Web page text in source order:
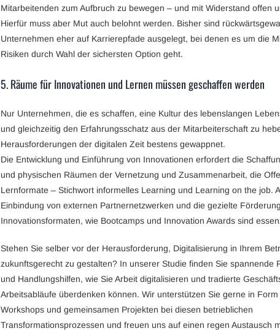
Mitarbeitenden zum Aufbruch zu bewegen – und mit Widerstand offen
Hierfür muss aber Mut auch belohnt werden. Bisher sind
Unternehmen eher auf Karrierepfade ausgelegt, bei denen es um die
Risiken durch Wahl der sichersten Option geht.
5. Räume für Innovationen und Lernen müssen geschaffen werden
Nur Unternehmen, die es schaffen, eine Kultur des lebenslangen
und gleichzeitig den Erfahrungsschatz aus der Mitarbeiterschaft zu
Herausforderungen der digitalen Zeit bestens gewappnet.
Die Entwicklung und Einführung von Innovationen erfordert die
und physischen Räumen der Vernetzung und Zusammenarbeit, die
Lernformate – Stichwort informelles Learning und Learning on the job.
Einbindung von externen Partnernetzwerken und die gezielte
Innovationsformaten, wie Bootcamps und Innovation Awards sind
Stehen Sie selber vor der Herausforderung, Digitalisierung in Ihrem
zukunftsgerecht zu gestalten? In unserer Studie finden Sie spannende
und Handlungshilfen, wie Sie Arbeit digitalisieren und tradierte
Arbeitsabläufe überdenken können. Wir unterstützen Sie gerne in Form
Workshops und gemeinsamen Projekten bei diesen betrieblichen
Transformationsprozessen und freuen uns auf einen regen Austausch